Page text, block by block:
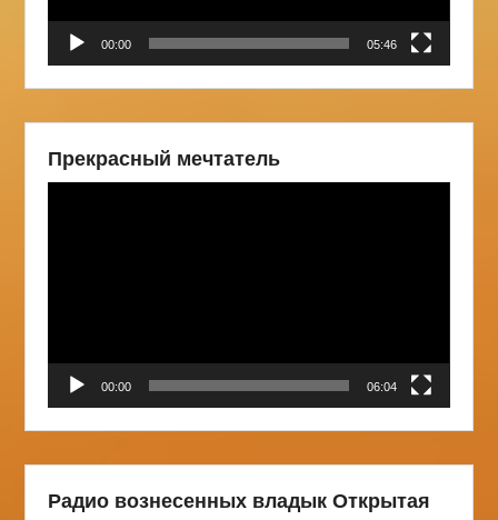
00:00 05:46
Прекрасный мечтатель
00:00 06:04
Радио вознесенных владык Открытая